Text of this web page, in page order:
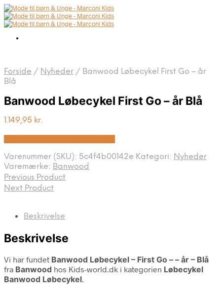
Forside / Nyheder / Banwood Løbecykel First Go – år
Blå
Banwood Løbecykel First Go – år Blå
1.149,95 kr.
Varenummer (SKU): 5c4f4b00142e Kategori: Nyheder
Varemærke: Banwood
Previous Product
Next Product
Beskrivelse
Beskrivelse
Vi har fundet Banwood Løbecykel – First Go – – år – Blå
fra Banwood hos Kids-world.dk i kategorien Løbecykel
Banwood Løbecykel.